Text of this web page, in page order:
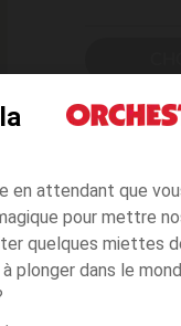
en attendant que
pour mettre
quelques miettes
plonger dans le